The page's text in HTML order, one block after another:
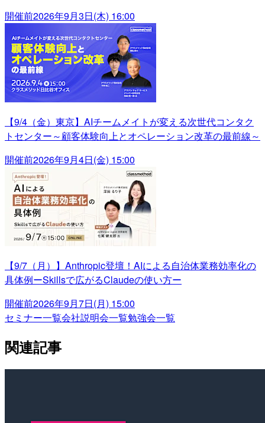
開催前2026年9月3日(木) 16:00
【9/4（金）東京】AIチームメイトが変える次世代コンタク
トセンター～顧客体験向上とオペレーション改革の最前線～
開催前2026年9月4日(金) 15:00
【9/7（月）】Anthropic登壇！AIによる自治体業務効率化の
具体例ーSkillsで広がるClaudeの使い方ー
開催前2026年9月7日(月) 15:00
セミナー一覧会社説明会一覧勉強会一覧
関連記事